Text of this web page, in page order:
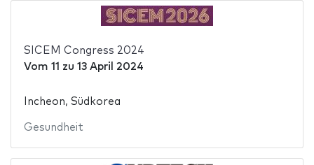
SICEM Congress 2024
Vom 11 zu 13 April 2024
Incheon, Südkorea
Gesundheit